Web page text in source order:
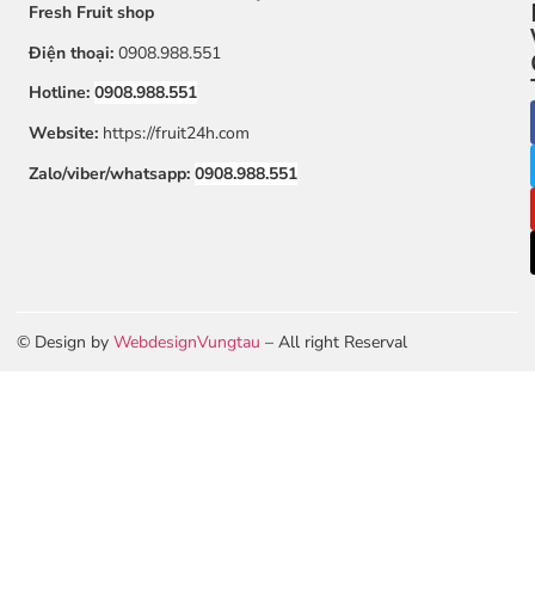
Fresh Fruit shop
Điện thoại: 0908.988.551
Hotline: 0908.988.551
Website: https://fruit24h.com
Zalo/viber/whatsapp: 0908.988.551
© Design by WebdesignVungtau – All right Reserval